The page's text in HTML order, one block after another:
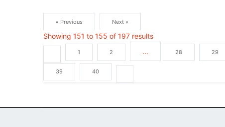
« Previous Next »
Showing 151 to 155 of 197 results
1 2 ... 28 29
39 40